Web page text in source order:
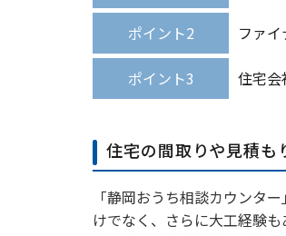
ポイント2 ファ
ポイント3 住宅会
住宅の間取りや見積も
「静岡おうち相談カウンタ
けでなく、さらに大工経験